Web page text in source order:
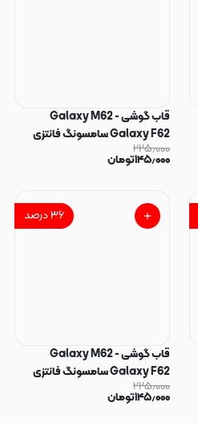
قاب گوشی Galaxy M62 -
Galaxy F62 سامسونگ فانتزی
سوزنی برجسته طرح پسرونه پاپ
سوکت دار کد 128857
۲۲۵٫۰۰۰
۱۴۵٫۰۰۰تومان
۳۶درصد
قاب گوشی Galaxy M62 -
Galaxy F62 سامسونگ فانتزی
سوزنی برجسته طرح جوکر پاپ
سوکت دار کد 128855
۲۲۵٫۰۰۰
۱۴۵٫۰۰۰تومان